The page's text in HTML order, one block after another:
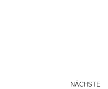
NÄCHSTE